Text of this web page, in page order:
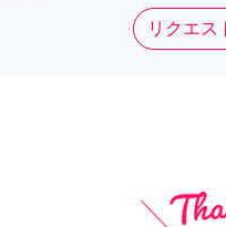
リクエス